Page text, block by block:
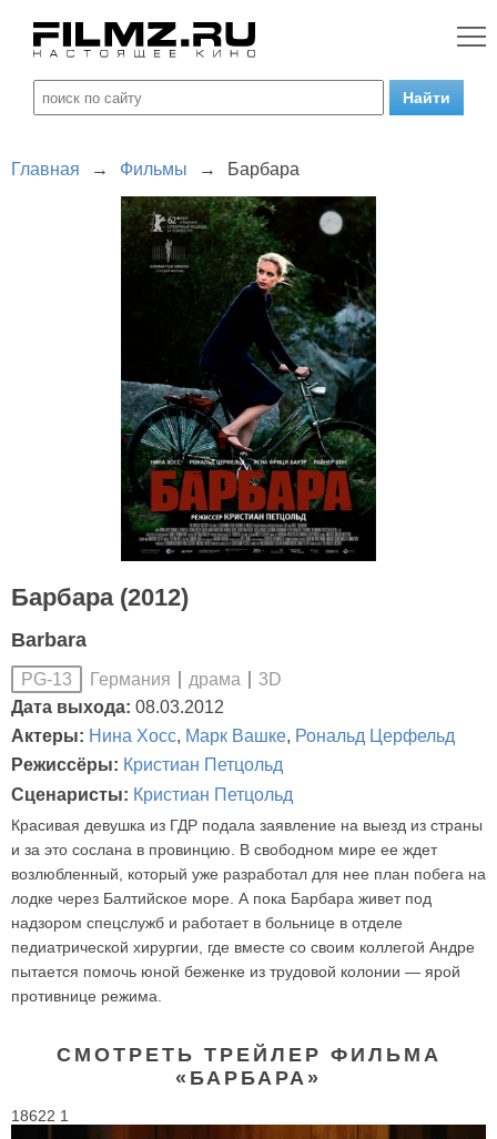
Главная → Фильмы → Барбара
Барбара (2012)
Barbara
PG-13 Германия драма
3D
Дата выхода: 08.03.2012
Актеры: Нина Хосс, Марк Вашке, Рональд Церфельд
Режиссёры: Кристиан Петцольд
Сценаристы: Кристиан Петцольд
Красивая девушка из ГДР подала заявление на выезд из страны
и за это сослана в провинцию. В свободном мире ее ждет
возлюбленный, который уже разработал для нее план побега на
лодке через Балтийское море. А пока Барбара живет под
надзором спецслужб и работает в больнице в отделе
педиатрической хирургии, где вместе со своим коллегой Андре
пытается помочь юной беженке из трудовой колонии — ярой
противнице режима.
СМОТРЕТЬ ТРЕЙЛЕР ФИЛЬМА
«БАРБАРА»
18622 1